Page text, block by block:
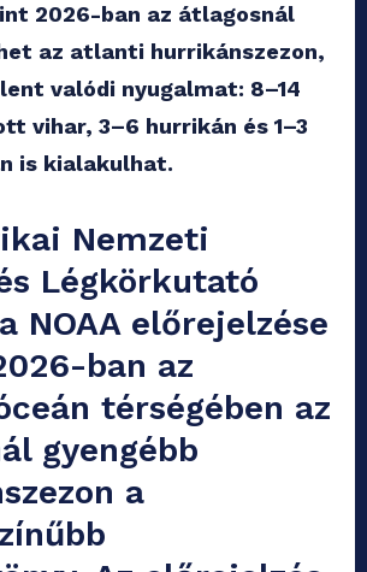
2026-ban az átlagosnál
az atlanti hurrikánszezon,
valódi nyugalmat: 8–14
vihar, 3–6 hurrikán és 1–3
is kialakulhat.
Nemzeti
Légkörkutató
NOAA előrejelzése
ban az
térségében az
gyengébb
a